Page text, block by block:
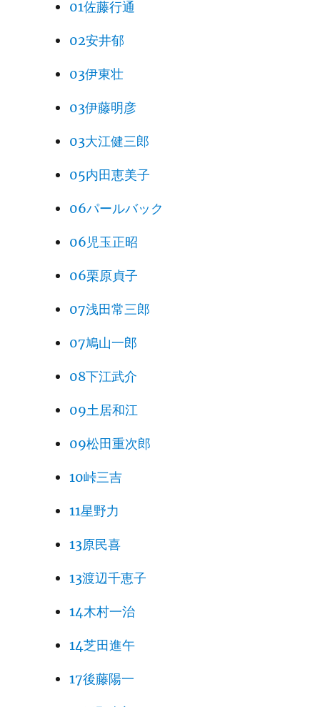
01佐藤行通
02安井郁
03伊東壮
03伊藤明彦
03大江健三郎
05内田恵美子
06パールバック
06児玉正昭
06栗原貞子
07浅田常三郎
07鳩山一郎
08下江武介
09土居和江
09松田重次郎
10峠三吉
11星野力
13原民喜
13渡辺千恵子
14木村一治
14芝田進午
17後藤陽一